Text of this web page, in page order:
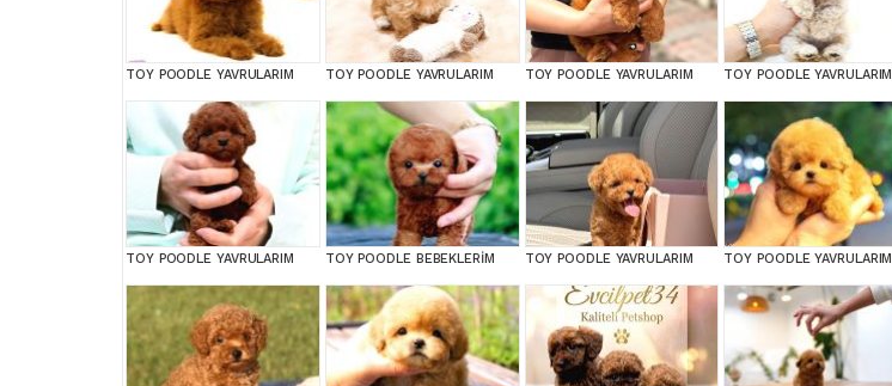
TOY POODLE YAVRULARIM TOY POODLE YAVRULARIM TOY POODLE YAVRULARIM TOY POODLE YAVRULARIM
TOY POODLE YAVRULARIM TOY POODLE BEBEKLERİM TOY POODLE YAVRULARIM TOY POODLE YAVRULARIM